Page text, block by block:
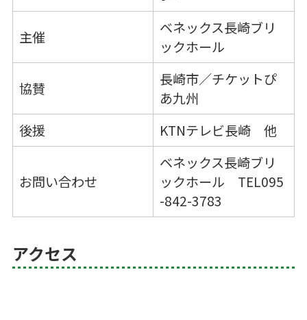
主催
ベネックス長崎ブリ
ックホール
協賛
長崎市／チケットぴ
あ九州
後援
KTNテレビ長崎 他
お問い合わせ
ベネックス長崎ブリ
ックホール TEL095
-842-3783
アクセス